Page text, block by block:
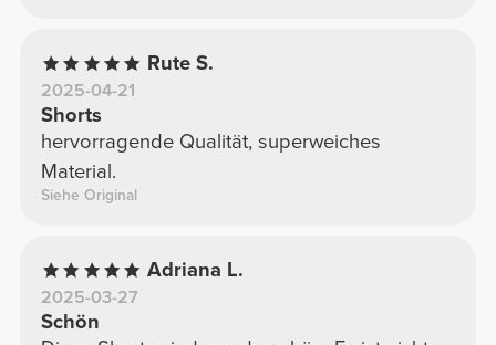
Rute S.
2025-04-21
Shorts
hervorragende Qualität, superweiches
Material.
Siehe Original
Adriana L.
2025-03-27
Schön